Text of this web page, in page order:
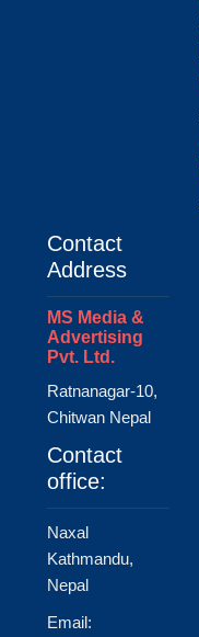
Contact
Address
MS Media &
Advertising
Pvt. Ltd.
Ratnanagar-10,
Chitwan Nepal
Contact
office:
Naxal
Kathmandu,
Nepal
Email: